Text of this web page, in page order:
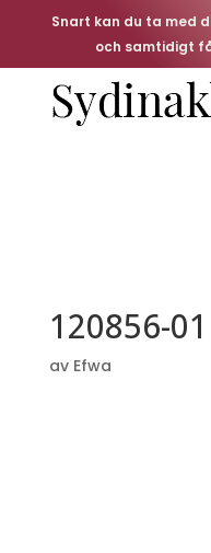
Snart kan du ta med
och samtidigt
120856-01
av Efwa